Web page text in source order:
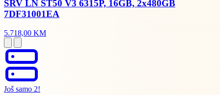
SRV LN ST50 V3 6315P, 16GB, 2x480GB
7DF31001EA
5.718,00 KM
Još samo 2!